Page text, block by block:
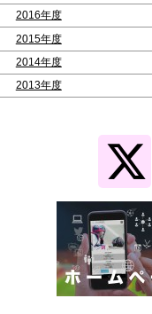
2016年度
2015年度
2014年度
2013年度